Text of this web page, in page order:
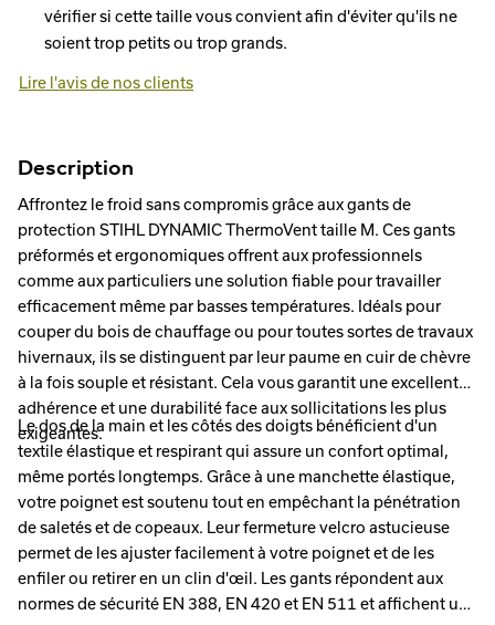
vérifier si cette taille vous convient afin d'éviter qu'ils ne
soient trop petits ou trop grands.
Lire l'avis de nos clients
Description
Affrontez le froid sans compromis grâce aux gants de
protection STIHL DYNAMIC ThermoVent taille M. Ces gants
préformés et ergonomiques offrent aux professionnels
comme aux particuliers une solution fiable pour travailler
efficacement même par basses températures. Idéals pour
couper du bois de chauffage ou pour toutes sortes de travaux
hivernaux, ils se distinguent par leur paume en cuir de chèvre
à la fois souple et résistant. Cela vous garantit une excellente
adhérence et une durabilité face aux sollicitations les plus
exigeantes.
Le dos de la main et les côtés des doigts bénéficient d'un
textile élastique et respirant qui assure un confort optimal,
même portés longtemps. Grâce à une manchette élastique,
votre poignet est soutenu tout en empêchant la pénétration
de saletés et de copeaux. Leur fermeture velcro astucieuse
permet de les ajuster facilement à votre poignet et de les
enfiler ou retirer en un clin d'œil. Les gants répondent aux
normes de sécurité EN 388, EN 420 et EN 511 et affichent une